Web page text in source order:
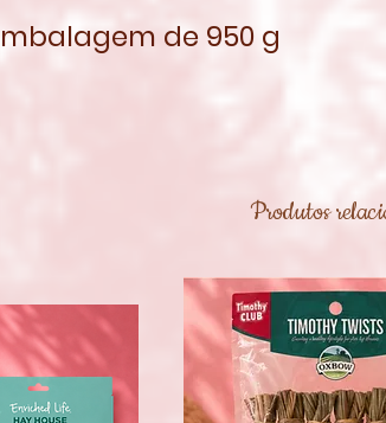
de 950 g
Produtos